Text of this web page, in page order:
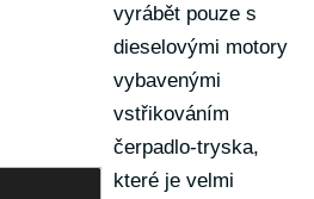
vyrábět pouze s
dieselovými motory
vybavenými
vstřikováním
čerpadlo-tryska,
které je velmi